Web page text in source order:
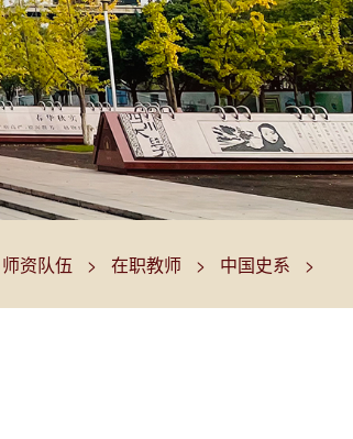
师资队伍 > 在职教师 > 中国史系 >